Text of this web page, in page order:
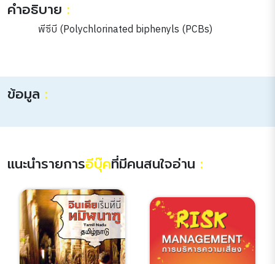
คำอธิบาย :
พีซีบี (Polychlorinated biphenyls (PCBs)
ข้อมูล :
แนะนำรายการอีบุ๊คที่มีคนสนใจอ่าน :